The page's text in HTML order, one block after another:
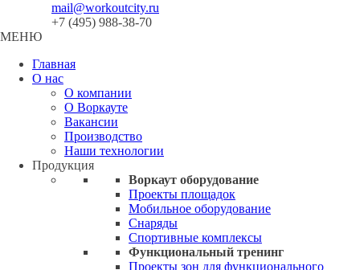
mail@workoutcity.ru
+7 (495) 988-38-70
МЕНЮ
Главная
О нас
О компании
О Воркауте
Вакансии
Производство
Наши технологии
Продукция
Воркаут оборудование
Проекты площадок
Мобильное оборудование
Снаряды
Спортивные комплексы
Функциональный тренинг
Проекты зон для функционального